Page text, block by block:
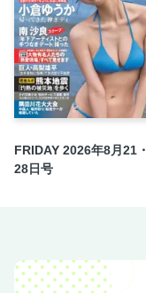
告
読者アンケート＆
シロクマ暑中お見
行列のできるお得
女性自身SELECT
マンガ 「パンダ
佳子さま 笑顔のエ
斎藤工×水上恒司
お知らせ
【デジタル版限定
FRIDAY 2026年8月21・
28日号